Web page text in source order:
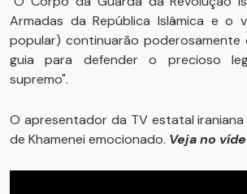
Armadas da República Islâmica e o
popular) continuarão poderosamente
guia para defender o precioso
supremo".
O apresentador da TV estatal
de Khamenei emocionado. Veja no